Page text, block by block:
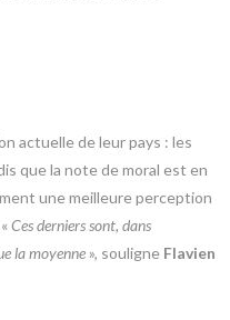
actuelle de leur pays : les
que la note de moral est en
une meilleure perception
Ces derniers sont, dans
la moyenne», souligne Flavien